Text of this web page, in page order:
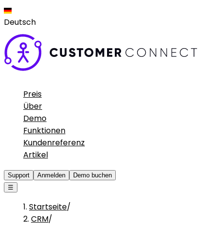
Deutsch
Preis
Über
Demo
Funktionen
Kundenreferenz
Artikel
Support Anmelden
Demo buchen
☰
Startseite/
CRM/